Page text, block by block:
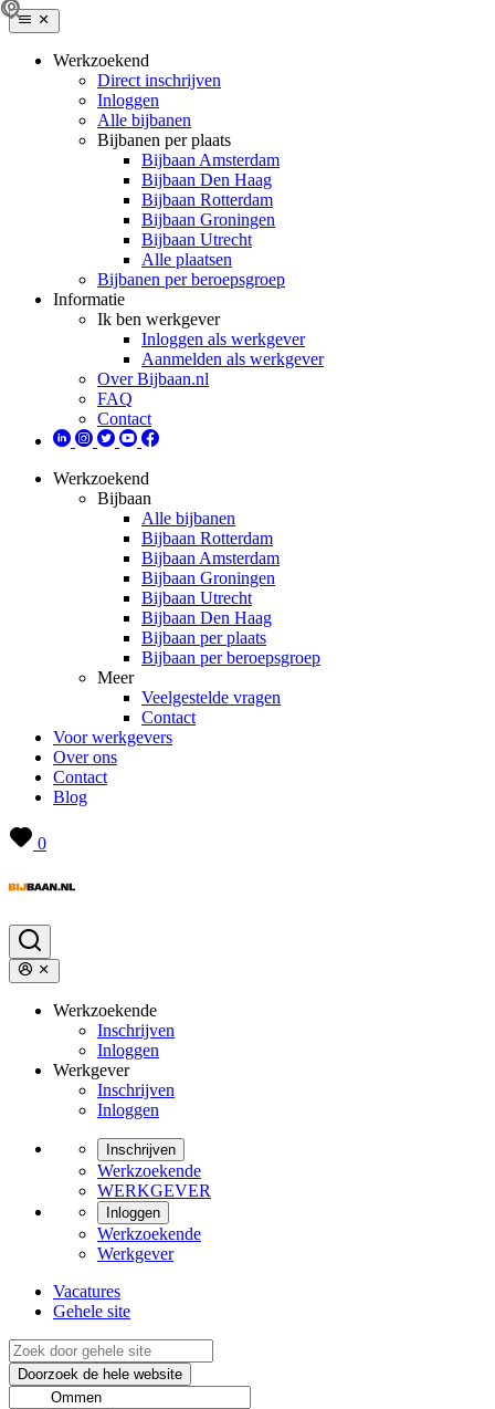
Werkzoekend
Direct inschrijven
Inloggen
Alle bijbanen
Bijbanen per plaats
Bijbaan Amsterdam
Bijbaan Den Haag
Bijbaan Rotterdam
Bijbaan Groningen
Bijbaan Utrecht
Alle plaatsen
Bijbanen per beroepsgroep
Informatie
Ik ben werkgever
Inloggen als werkgever
Aanmelden als werkgever
Over Bijbaan.nl
FAQ
Contact
Werkzoekend
Bijbaan
Alle bijbanen
Bijbaan Rotterdam
Bijbaan Amsterdam
Bijbaan Groningen
Bijbaan Utrecht
Bijbaan Den Haag
Bijbaan per plaats
Bijbaan per beroepsgroep
Meer
Veelgestelde vragen
Contact
Voor werkgevers
Over ons
Contact
Blog
0
Werkzoekende
Inschrijven
Inloggen
Werkgever
Inschrijven
Inloggen
Inschrijven
Werkzoekende
WERKGEVER
Inloggen
Werkzoekende
Werkgever
Vacatures
Gehele site